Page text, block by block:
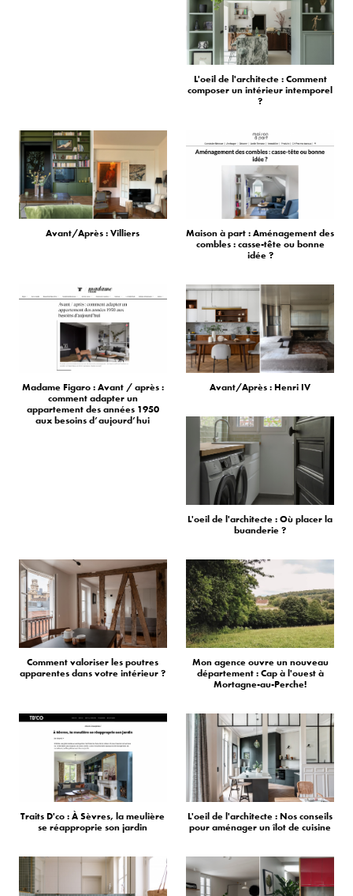
L'oeil de l'architecte : Comment
composer un intérieur intemporel
?
Avant/Après : Villiers
Maison à part : Aménagement des
combles : casse-tête ou bonne
idée ?
Madame Figaro : Avant / après :
comment adapter un
appartement des années 1950
aux besoins d’aujourd’hui
Avant/Après : Henri IV
L'oeil de l'architecte : Où placer la
buanderie ?
Comment valoriser les poutres
apparentes dans votre intérieur ?
Mon agence ouvre un nouveau
département : Cap à l'ouest à
Mortagne-au-Perche!
Traits D'co : À Sèvres, la meulière
se réapproprie son jardin
L'oeil de l'architecte : Nos conseils
pour aménager un îlot de cuisine